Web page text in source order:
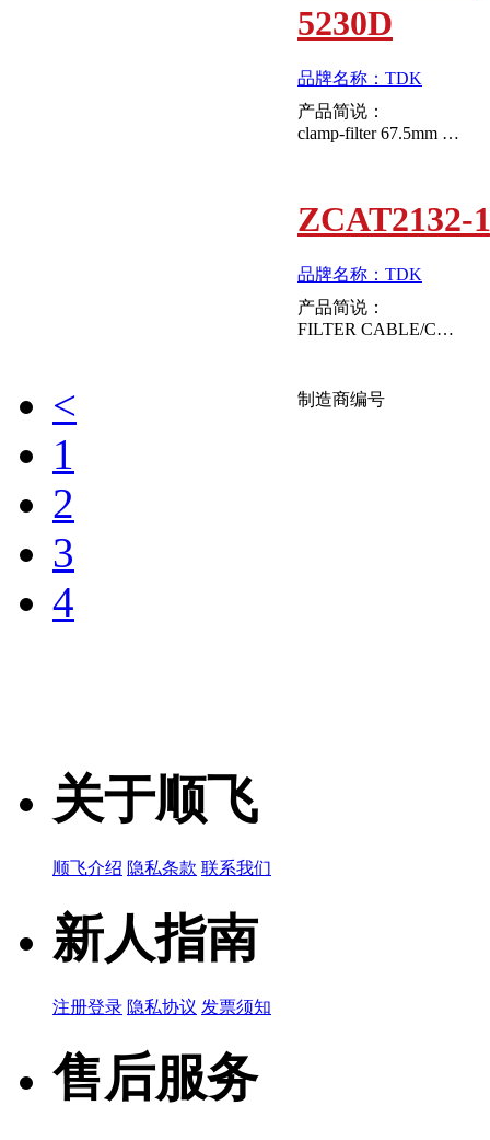
5230D
品牌名称：TDK
产品简说：
clamp-filter 67.5mm 18.5mm
ZCAT2132-
品牌名称：TDK
产品简说：
FILTER CABLE/CLAMP 40 OHM 11.0MM
制造商编号
<
1
2
3
4
关于顺飞
顺飞介绍 隐私条款 联系我们
新人指南
注册登录 隐私协议 发票须知
售后服务